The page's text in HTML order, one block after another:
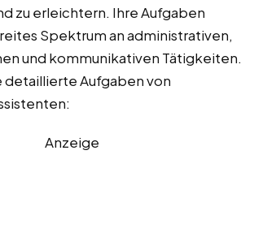
zu erleichtern. Ihre Aufgaben
Spektrum an administrativen,
und kommunikativen Tätigkeiten.
detaillierte Aufgaben von
Anzeige